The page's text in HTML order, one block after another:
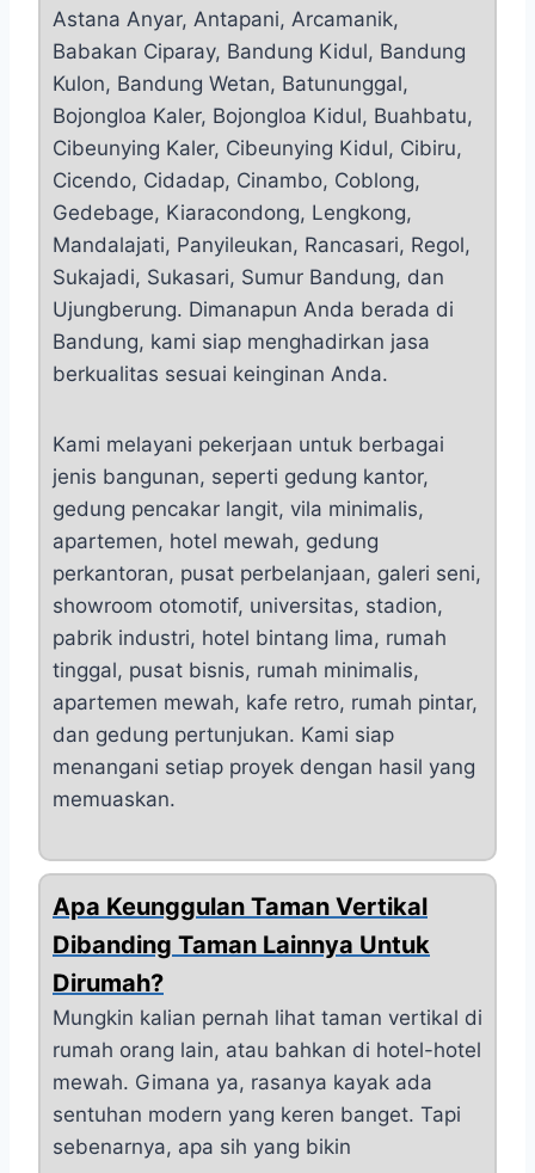
Astana Anyar, Antapani, Arcamanik,
Babakan Ciparay, Bandung Kidul, Bandung
Kulon, Bandung Wetan, Batununggal,
Bojongloa Kaler, Bojongloa Kidul, Buahbatu,
Cibeunying Kaler, Cibeunying Kidul, Cibiru,
Cicendo, Cidadap, Cinambo, Coblong,
Gedebage, Kiaracondong, Lengkong,
Mandalajati, Panyileukan, Rancasari, Regol,
Sukajadi, Sukasari, Sumur Bandung, dan
Ujungberung. Dimanapun Anda berada di
Bandung, kami siap menghadirkan jasa
berkualitas sesuai keinginan Anda.
Kami melayani pekerjaan untuk berbagai
jenis bangunan, seperti gedung kantor,
gedung pencakar langit, vila minimalis,
apartemen, hotel mewah, gedung
perkantoran, pusat perbelanjaan, galeri seni,
showroom otomotif, universitas, stadion,
pabrik industri, hotel bintang lima, rumah
tinggal, pusat bisnis, rumah minimalis,
apartemen mewah, kafe retro, rumah pintar,
dan gedung pertunjukan. Kami siap
menangani setiap proyek dengan hasil yang
memuaskan.
Apa Keunggulan Taman Vertikal
Dibanding Taman Lainnya Untuk
Dirumah?
Mungkin kalian pernah lihat taman vertikal di
rumah orang lain, atau bahkan di hotel-hotel
mewah. Gimana ya, rasanya kayak ada
sentuhan modern yang keren banget. Tapi
sebenarnya, apa sih yang bikin